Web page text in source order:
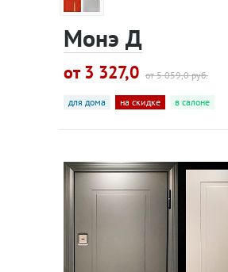
Монэ Д
от 3 327,0 от 5 059,0 руб.
для дома на скидке в салоне